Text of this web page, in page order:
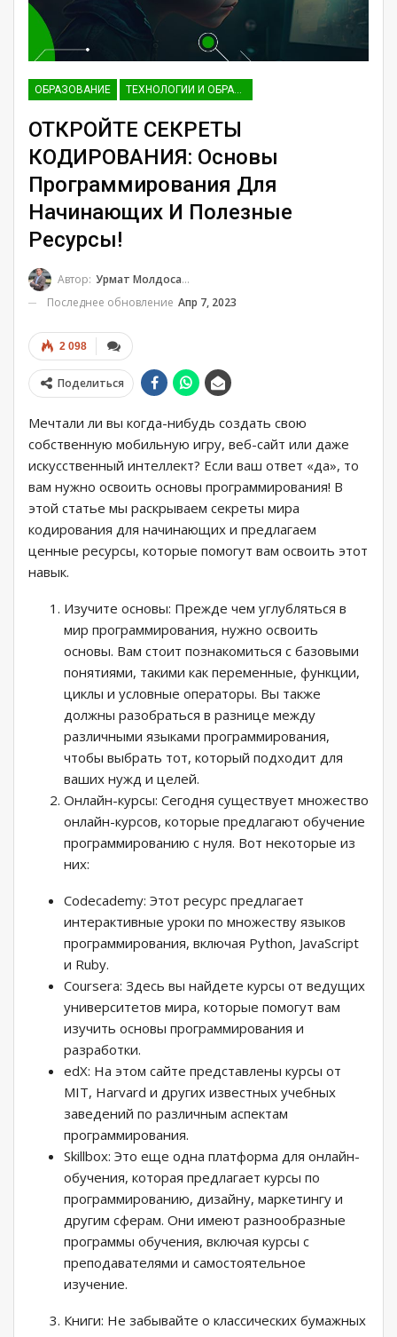
ОБРАЗОВАНИЕ ТЕХНОЛОГИИ И ОБРАЗОВАНИЕ
ОТКРОЙТЕ СЕКРЕТЫ
КОДИРОВАНИЯ: Основы
Программирования Для
Начинающих И Полезные
Ресурсы!
Автор: Урмат Молдосанов
Последнее обновление Апр 7, 2023
2 098
Поделиться
Мечтали ли вы когда-нибудь создать свою
собственную мобильную игру, веб-сайт или даже
искусственный интеллект? Если ваш ответ «да», то
вам нужно освоить основы программирования! В
этой статье мы раскрываем секреты мира
кодирования для начинающих и предлагаем
ценные ресурсы, которые помогут вам освоить этот
навык.
Изучите основы: Прежде чем углубляться в
мир программирования, нужно освоить
основы. Вам стоит познакомиться с базовыми
понятиями, такими как переменные, функции,
циклы и условные операторы. Вы также
должны разобраться в разнице между
различными языками программирования,
чтобы выбрать тот, который подходит для
ваших нужд и целей.
Онлайн-курсы: Сегодня существует множество
онлайн-курсов, которые предлагают обучение
программированию с нуля. Вот некоторые из
них:
Codecademy: Этот ресурс предлагает
интерактивные уроки по множеству языков
программирования, включая Python, JavaScript
и Ruby.
Coursera: Здесь вы найдете курсы от ведущих
университетов мира, которые помогут вам
изучить основы программирования и
разработки.
edX: На этом сайте представлены курсы от
MIT, Harvard и других известных учебных
заведений по различным аспектам
программирования.
Skillbox: Это еще одна платформа для онлайн-
обучения, которая предлагает курсы по
программированию, дизайну, маркетингу и
другим сферам. Они имеют разнообразные
программы обучения, включая курсы с
преподавателями и самостоятельное
изучение.
Книги: Не забывайте о классических бумажных